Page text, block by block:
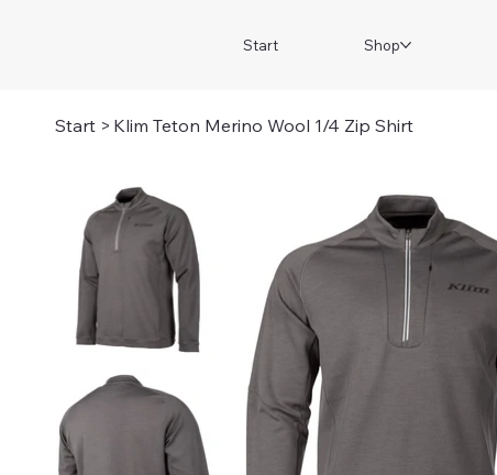
Start Shop
Start > Klim Teton Merino Wool 1/4 Zip Shirt